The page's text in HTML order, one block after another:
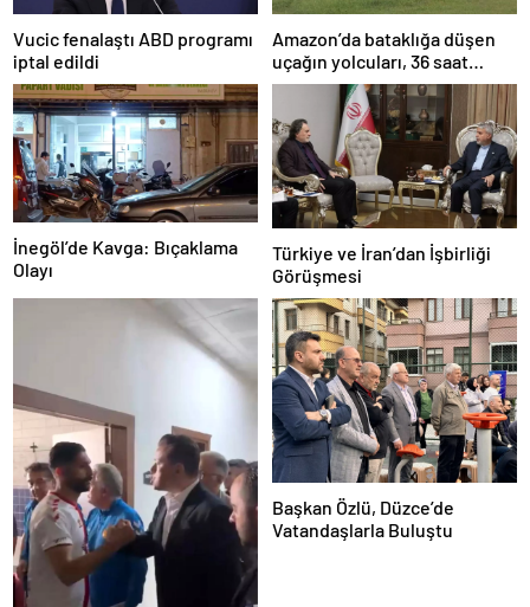
Vucic fenalaştı ABD programı
iptal edildi
Amazon’da bataklığa düşen
uçağın yolcuları, 36 saat
kurtarılmayı bekledi
İnegöl’de Kavga: Bıçaklama
Olayı
Türkiye ve İran’dan İşbirliği
Görüşmesi
Başkan Özlü, Düzce’de
Vatandaşlarla Buluştu